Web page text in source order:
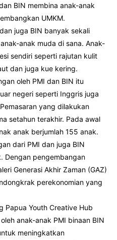
BIN membina anak-anak
UMKM.
juga BIN banyak sekali
anak muda di sana. Anak-
sendiri seperti rajutan kulit
dan juga kue kering.
oleh PMI dan BIN itu
negeri seperti Inggris juga
yang dilakukan
setahun terakhir. Pada awal
anak berjumlah 155 anak.
dari PMI dan juga BIN
Dengan pengembangan
Generasi Akhir Zaman (GAZ)
perekonomian yang
Papua Youth Creative Hub
anak-anak PMI binaan BIN
meningkatkan